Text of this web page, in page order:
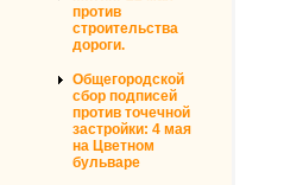
против
строительства
дороги.
Общегородской
сбор подписей
против точечной
застройки: 4 мая
на Цветном
бульваре